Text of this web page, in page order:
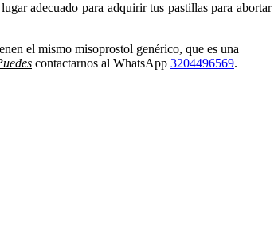
adecuado para adquirir tus pastillas para abortar
el mismo misoprostol genérico, que es una
contactarnos al WhatsApp 3204496569.